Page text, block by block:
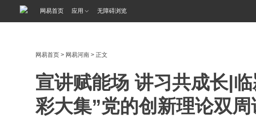
网易首页 应用 无障碍浏览
网易首页 > 网易河南 > 正文
宣讲赋能场 讲习共成长|
彩大集”党的创新理论双